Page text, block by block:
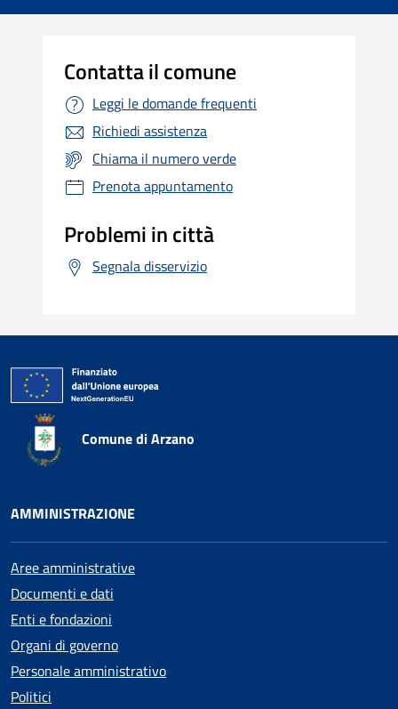
Contatta il comune
Leggi le domande frequenti
Richiedi assistenza
Chiama il numero verde
Prenota appuntamento
Problemi in città
Segnala disservizio
Comune di Arzano
AMMINISTRAZIONE
Aree amministrative
Documenti e dati
Enti e fondazioni
Organi di governo
Personale amministrativo
Politici